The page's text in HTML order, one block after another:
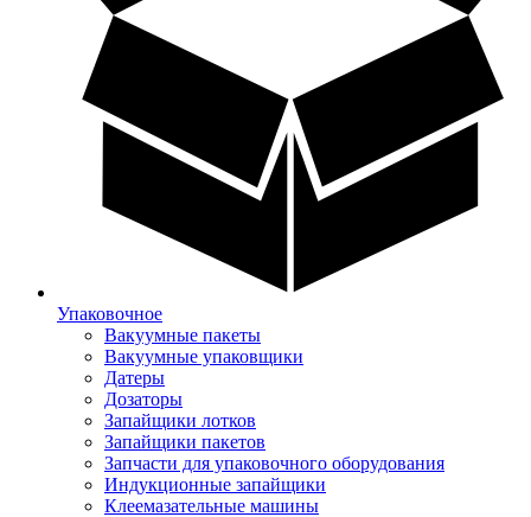
Упаковочное
Вакуумные пакеты
Вакуумные упаковщики
Датеры
Дозаторы
Запайщики лотков
Запайщики пакетов
Запчасти для упаковочного оборудования
Индукционные запайщики
Клеемазательные машины